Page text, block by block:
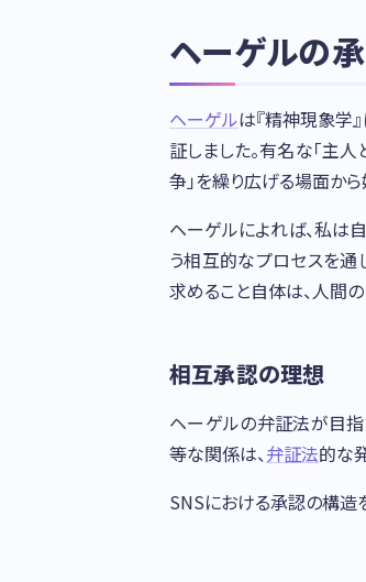
ヘーゲルの
ヘーゲルは『精神現象学
証しました。有名な「主
争」を繰り広げる場面から
ヘーゲルによれば、私は
う相互的なプロセスを通
求めること自体は、人間
相互承認の理想
ヘーゲルの弁証法が目指
等な関係は、弁証法的な
SNSにおける承認の構造